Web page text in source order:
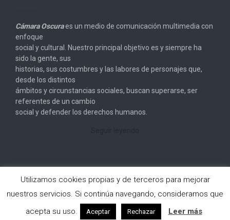
Cámara Oscuraes un medio de comunicación multimedia con
enfoque
social y cultural. Nuestro principal objetivo es y siempre ha
sido la gente, sus
historias, sus costumbres y las labores de personajes que,
desde los distintos
ámbitos y circunstancias sociales, buscan superarse, ser
referentes de un cambio
social y defender los derechos humanos.
Copyright © 2026Cámara Oscura. All rights reserved.
Designed by
FameThemes
Utilizamos cookies propias y de terceros para mejorar
nuestros servicios. Si continúa navegando, consideramos que
acepta su uso.
Aceptar Rechazar Leer más